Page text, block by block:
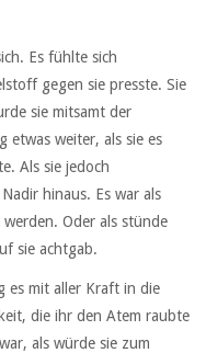
Es fühlte sich
gegen sie presste. Sie
sie mitsamt der
etwas weiter, als sie es
Als sie jedoch
hinaus. Es war als
Oder als stünde
sie achtgab.
es mit aller Kraft in die
die ihr den Atem raubte
als würde sie zum